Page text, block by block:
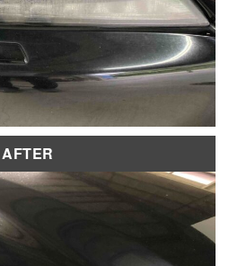
AFTER